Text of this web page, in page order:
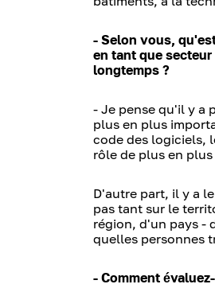
- Selon vous,
en tant que
longtemps ?
- Je pense qu'il y a
plus en plus
code des logiciels,
rôle de plus en
D'autre part, il y a
pas tant sur le
région, d'un pays -
quelles personnes
- Comment